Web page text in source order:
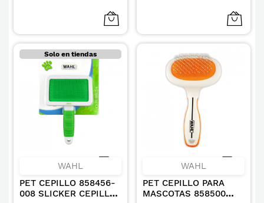
Solo en tiendas
WAHL
PET CEPILLO 858456-
008 SLICKER CEPILLO
WAHL
PET CEPILLO PARA
MASCOTAS 858500